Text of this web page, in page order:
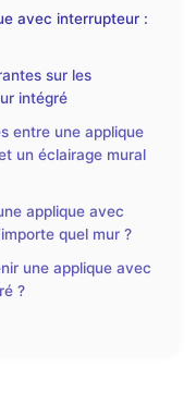
avec interrupteur :
sur les
intégré
entre une applique
un éclairage mural
applique avec
quel mur ?
une applique avec
?